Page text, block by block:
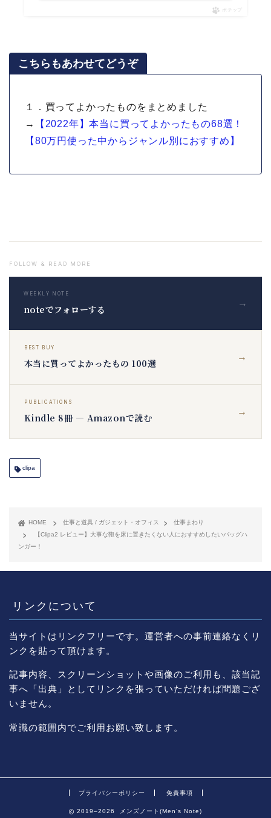
ポチップ
こちらもあわせてどうぞ
１．買ってよかったものをまとめました
→
【2022年】本当に買ってよかったもの68選！
【80万円使った中からジャンル別におすすめ】
FOLLOW & READ MORE
WEEKLY NOTE
noteでフォローする
→
BEST BUY
本当に買ってよかったもの 100選
→
PUBLICATIONS
Kindle 8冊 — Amazonで読む
→
clipa
HOME 仕事と道具 / ガジェット・オフィス
仕事まわり
【Clipa2 レビュー】大事な鞄を床に置きたくない人におすすめしたいバッグハ
ンガー！
リンクについて
当サイトはリンクフリーです。運営者への事前連絡なくリ
ンクを貼って頂けます。
記事内容、スクリーンショットや画像のご利用も、該当記
事へ「出典」としてリンクを張っていただければ問題ござ
いません。
常識の範囲内でご利用お願い致します。
プライバシーポリシー 免責事項
2019–2026 メンズノート(Men’s Note)